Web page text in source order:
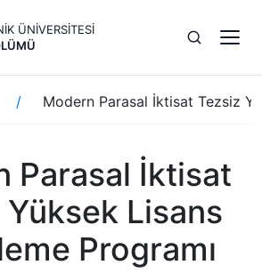
ÜNİVERSİTESİ
Modern Parasal İktisat Tezsiz
Parasal İktisat
Lisans
Programı